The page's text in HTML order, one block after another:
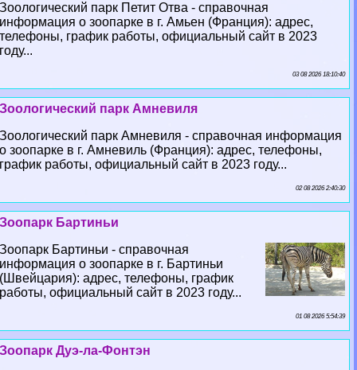
Зоологический парк Петит Отва - справочная
информация о зоопарке в г. Амьен (Франция): адрес,
телефоны, график работы, официальный сайт в 2023
году...
03 08 2026 18:10:40
Зоологический парк Амневиля
Зоологический парк Амневиля - справочная информация
о зоопарке в г. Амневиль (Франция): адрес, телефоны,
график работы, официальный сайт в 2023 году...
02 08 2026 2:40:30
Зоопарк Бартиньи
Зоопарк Бартиньи - справочная
информация о зоопарке в г. Бартиньи
(Швейцария): адрес, телефоны, график
работы, официальный сайт в 2023 году...
01 08 2026 5:54:39
Зоопарк Дуэ-ла-Фонтэн